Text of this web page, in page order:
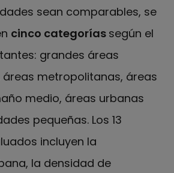
sean comparables, se
cinco categorías según el
grandes áreas
metropolitanas, áreas
medio, áreas urbanas
pequeñas. Los 13
incluyen la
la densidad de